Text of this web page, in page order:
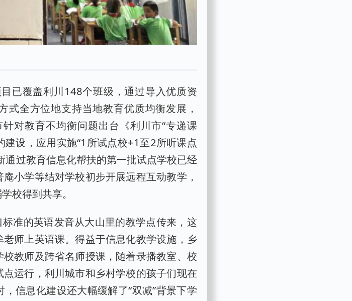
已覆盖利川148个班级，通过导入优质资
式全方位地支持当地教育优质均衡发展，
对教育不均衡问题出台《利川市“专递课
建设，应用实施“1所试点校+1至2所听课点
通过教育信息化帮扶的第一批试点学校已经
小学等结对学校初步开展远程互动教学，
校得到共享。
准的英语发音从大山里的教学点传来，这
师上英语课。得益于信息化教学设施，乡
教师及跨省名师授课，随着录播教室、校
运行，利川城市和乡村学校的孩子们现在
信息化建设还大幅缓解了“双减”背景下学